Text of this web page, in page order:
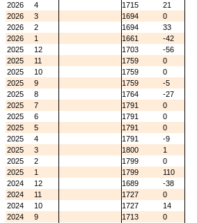
2026
4 1715
21
2026
3 1694
0
2026
2 1694
33
2026
1 1661
-42
2025
12 1703
-56
2025
11 1759
0
2025
10 1759
0
2025
9 1759
-5
2025
8 1764
-27
2025
7 1791
0
2025
6 1791
0
2025
5 1791
0
2025
4 1791
-9
2025
3 1800
1
2025
2 1799
0
2025
1 1799
110
2024
12 1689
-38
2024
11 1727
0
2024
10 1727
14
2024
9 1713
0